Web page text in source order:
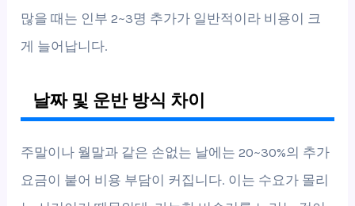
많을 때는 인부 2~3명 추가가 일반적이라 비용이 크
게 늘어납니다.
날짜 및 운반 방식 차이
주말이나 월말과 같은 손없는 날에는 20~30%의 추가
요금이 붙어 비용 부담이 커집니다. 이는 수요가 몰리